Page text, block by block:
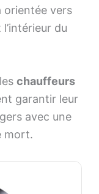
orientée vers
du
chauffeurs
garantir leur
avec une
mort.